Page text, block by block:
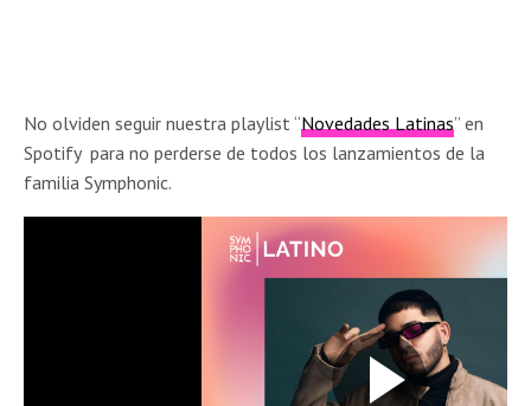
No olviden seguir nuestra playlist “Novedades Latinas” en
Spotify para no perderse de todos los lanzamientos de la
familia Symphonic.